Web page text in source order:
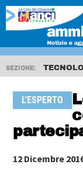
SEZIONE:
L'ESPERTO
12 Dicembre